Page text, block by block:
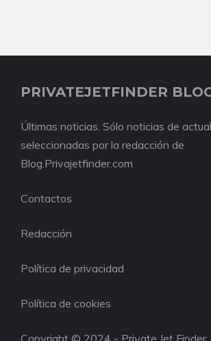
PRIVATEJETFINDER
Últimas noticias. Sólo noticias de
seleccionadas por la redacción de
Blog.Privajetfinder.com
Contactos
Redacción
Política de privacidad
Política de cookies
Copyright © 2024 - Private Jet Finder